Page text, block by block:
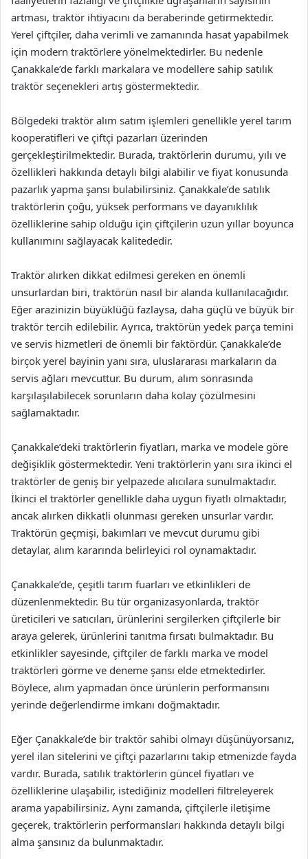
artması, traktör ihtiyacını da beraberinde getirmektedir.
Yerel çiftçiler, daha verimli ve zamanında hasat yapabilmek
için modern traktörlere yönelmektedirler. Bu nedenle
Çanakkale’de farklı markalara ve modellere sahip satılık
traktör seçenekleri artış göstermektedir.
Bölgedeki traktör alım satım işlemleri genellikle yerel tarım
kooperatifleri ve çiftçi pazarları üzerinden
gerçekleştirilmektedir. Burada, traktörlerin durumu, yılı ve
özellikleri hakkında detaylı bilgi alabilir ve fiyat konusunda
pazarlık yapma şansı bulabilirsiniz. Çanakkale’de satılık
traktörlerin çoğu, yüksek performans ve dayanıklılık
özelliklerine sahip olduğu için çiftçilerin uzun yıllar boyunca
kullanımını sağlayacak kalitededir.
Traktör alırken dikkat edilmesi gereken en önemli
unsurlardan biri, traktörün nasıl bir alanda kullanılacağıdır.
Eğer arazinizin büyüklüğü fazlaysa, daha güçlü ve büyük bir
traktör tercih edilebilir. Ayrıca, traktörün yedek parça temini
ve servis hizmetleri de önemli bir faktördür. Çanakkale’de
birçok yerel bayinin yanı sıra, uluslararası markaların da
servis ağları mevcuttur. Bu durum, alım sonrasında
karşılaşılabilecek sorunların daha kolay çözülmesini
sağlamaktadır.
Çanakkale’deki traktörlerin fiyatları, marka ve modele göre
değişiklik göstermektedir. Yeni traktörlerin yanı sıra ikinci el
traktörler de geniş bir yelpazede alıcılara sunulmaktadır.
İkinci el traktörler genellikle daha uygun fiyatlı olmaktadır,
ancak alırken dikkatli olunması gereken unsurlar vardır.
Traktörün geçmişi, bakımları ve mevcut durumu gibi
detaylar, alım kararında belirleyici rol oynamaktadır.
Çanakkale’de, çeşitli tarım fuarları ve etkinlikleri de
düzenlenmektedir. Bu tür organizasyonlarda, traktör
üreticileri ve satıcıları, ürünlerini sergilerken çiftçilerle bir
araya gelerek, ürünlerini tanıtma fırsatı bulmaktadır. Bu
etkinlikler sayesinde, çiftçiler de farklı marka ve model
traktörleri görme ve deneme şansı elde etmektedirler.
Böylece, alım yapmadan önce ürünlerin performansını
yerinde değerlendirme imkanı doğmaktadır.
Eğer Çanakkale’de bir traktör sahibi olmayı düşünüyorsanız,
yerel ilan sitelerini ve çiftçi pazarlarını takip etmenizde fayda
vardır. Burada, satılık traktörlerin güncel fiyatları ve
özelliklerine ulaşabilir, istediğiniz modelleri filtreleyerek
arama yapabilirsiniz. Aynı zamanda, çiftçilerle iletişime
geçerek, traktörlerin performansları hakkında detaylı bilgi
alma şansınız da bulunmaktadır.